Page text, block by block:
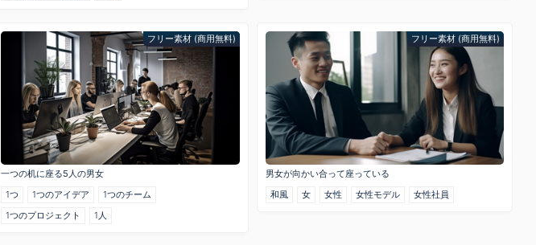
フリー素材 (商用無料)
一つの机に座る5人の男女
1つ
1つのアイデア
1つのチーム
1つのプロジェクト
1人
フリー素材 (商用無料)
男女が向かい合って座っている
和風
女 女性 女性モデル 女性社員